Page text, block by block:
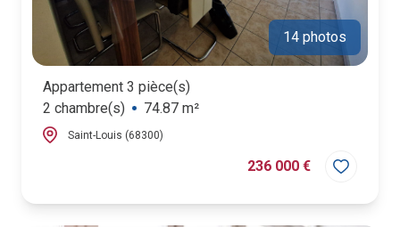
14 photos
Appartement 3 pièce(s)
2 chambre(s)
74.87 m²
Saint-Louis (68300)
236 000 €